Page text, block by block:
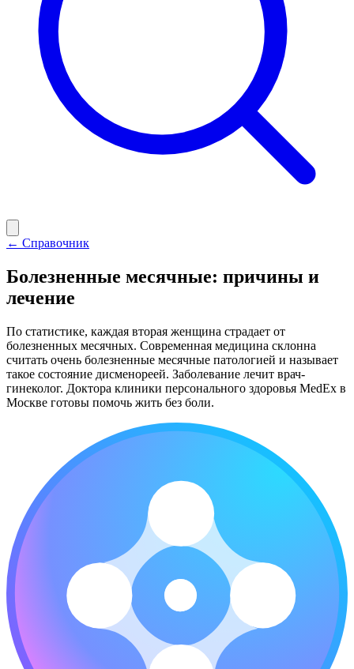
← Справочник
Болезненные месячные: причины и
лечение
По статистике, каждая вторая женщина страдает от
болезненных месячных. Современная медицина склонна
считать очень болезненные месячные патологией и называет
такое состояние дисменореей. Заболевание лечит врач-
гинеколог. Доктора клиники персонального здоровья MedEx в
Москве готовы помочь жить без боли.